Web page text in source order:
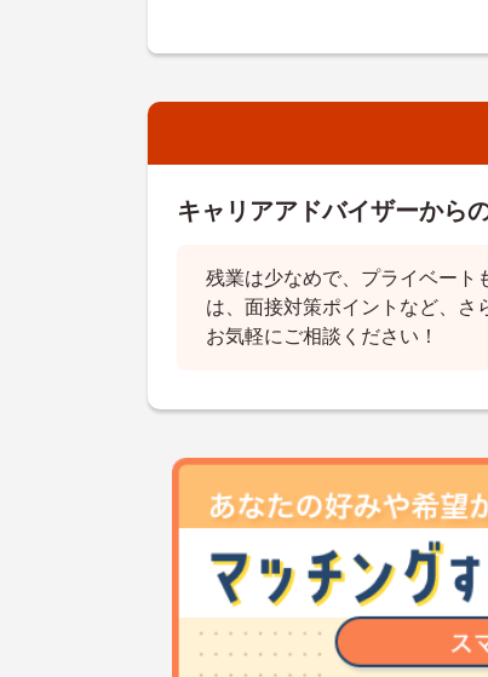
キャリアアドバイザーから
残業は少なめで、プライベート
は、面接対策ポイントなど、さ
お気軽にご相談ください！